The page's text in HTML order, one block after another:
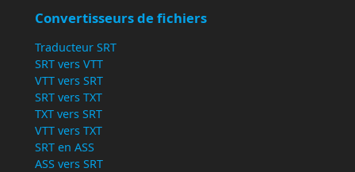
Convertisseurs de fichiers
Traducteur SRT
SRT vers VTT
VTT vers SRT
SRT vers TXT
TXT vers SRT
VTT vers TXT
SRT en ASS
ASS vers SRT